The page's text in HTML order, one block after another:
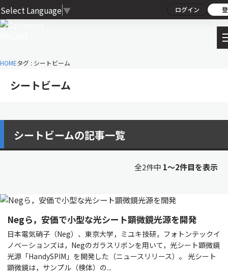
Select Language ▼ ログイン
HOMEタグ : シートビーム
シートビーム
シートビームの記事一覧
全2件中 1〜2件目を表示
Negら，安価で小型な光シート顕微鏡光源を開発
日本電気硝子（Neg）、東京大学，ミユキ技研，フォトンテックイ
ノベーションズは，Negのガラスリボンを用いて，光シート顕微鏡
光源「HandySPIM」を開発した（ニュースリリース）。 光シート
顕微鏡は，サンプル（検体）の...